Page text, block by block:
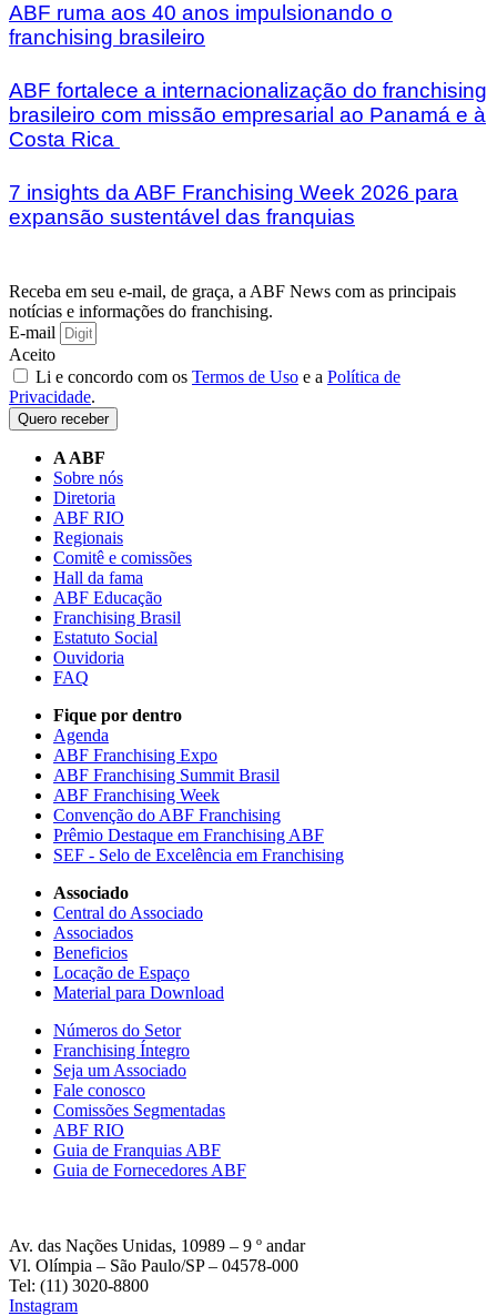
ABF ruma aos 40 anos impulsionando o
franchising brasileiro
ABF fortalece a internacionalização do franchising
brasileiro com missão empresarial ao Panamá e à
Costa Rica
7 insights da ABF Franchising Week 2026 para
expansão sustentável das franquias
Receba em seu e-mail, de graça, a ABF News com as principais
notícias e informações do franchising.
E-mail
Aceito
Li e concordo com os Termos de Uso e a Política de
Privacidade.
Quero receber
A ABF
Sobre nós
Diretoria
ABF RIO
Regionais
Comitê e comissões
Hall da fama
ABF Educação
Franchising Brasil
Estatuto Social
Ouvidoria
FAQ
Fique por dentro
Agenda
ABF Franchising Expo
ABF Franchising Summit Brasil
ABF Franchising Week
Convenção do ABF Franchising
Prêmio Destaque em Franchising ABF
SEF - Selo de Excelência em Franchising
Associado
Central do Associado
Associados
Beneficios
Locação de Espaço
Material para Download
Números do Setor
Franchising Íntegro
Seja um Associado
Fale conosco
Comissões Segmentadas
ABF RIO
Guia de Franquias ABF
Guia de Fornecedores ABF
Av. das Nações Unidas, 10989 – 9 º andar
Vl. Olímpia – São Paulo/SP – 04578-000
Tel: (11) 3020-8800
Instagram